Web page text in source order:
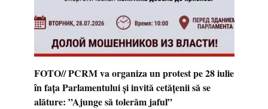
FOTO// PCRM va organiza un protest pe 28 iulie
în fața Parlamentului și invită cetățenii să se
alăture: ”Ajunge să tolerăm jaful”